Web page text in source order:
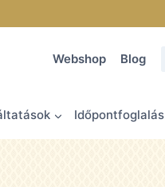
Webshop Blog
Időpontfoglalás